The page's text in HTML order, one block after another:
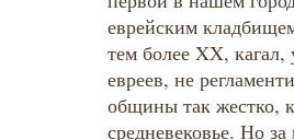
еврейским
тем более XX,
евреев, не
общины так жестко,
средневековье. Но